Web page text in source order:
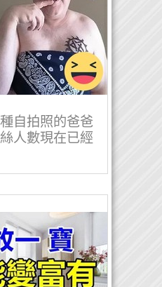
自拍照的爸爸
人數現在已經